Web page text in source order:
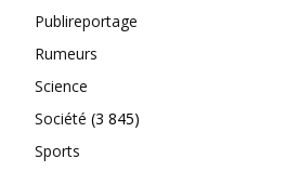
Publireportage
Rumeurs
Science
Société (3 845)
Sports